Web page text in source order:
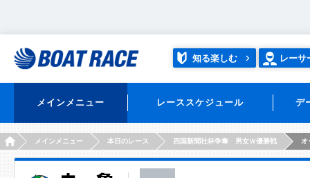
知る楽しむ レーサ
メインメニュー レーススケジュール デ
HOMEメインメニュー 本日のレース 四国新聞社杯争奪 男女Ｗ優勝戦 オ